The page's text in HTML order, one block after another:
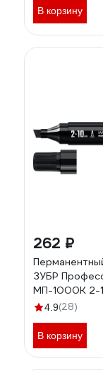
В корзину
262 ₽
ЗУБР
МП-1000К 2-
4.9(28)
В корзину